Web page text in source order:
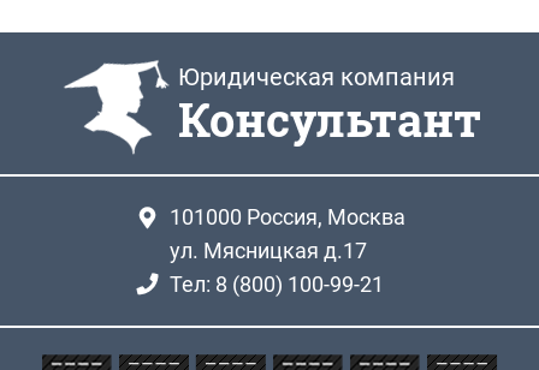
Юридическая компания
Консультант
101000 Россия, Москва
ул. Мясницкая д.17
Тел: 8 (800) 100-99-21